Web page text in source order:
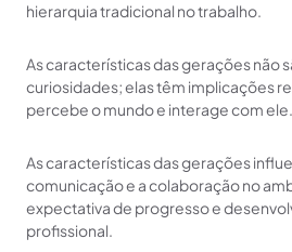
hierarquia tradicional no trabalho.
As características das gerações não
curiosidades; elas têm implicações
percebe o mundo e interage com ele.
As características das gerações
comunicação e a colaboração no
expectativa de progresso e
profissional.